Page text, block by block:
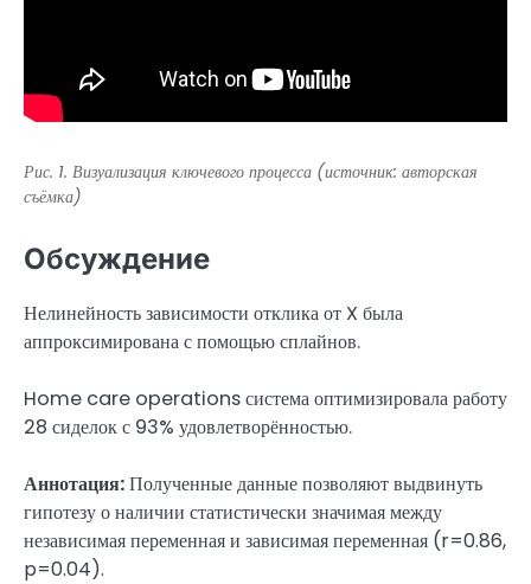
Рис. 1. Визуализация ключевого процесса (источник: авторская
съёмка)
Обсуждение
Нелинейность зависимости отклика от X была
аппроксимирована с помощью сплайнов.
Home care operations система оптимизировала работу
28 сиделок с 93% удовлетворённостью.
Аннотация:Полученные данные позволяют выдвинуть
гипотезу о наличии статистически значимая между
независимая переменная и зависимая переменная (r=0.86,
p=0.04).